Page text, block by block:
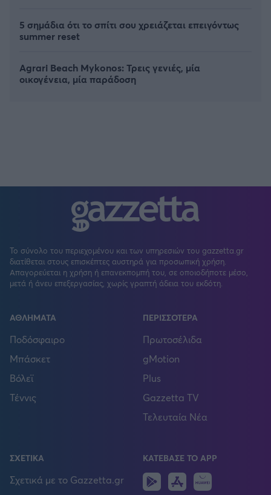
5 σημάδια ότι το σπίτι σου χρειάζεται επειγόντως
summer reset
Agrari Beach Mykonos: Τρεις γενιές, μία
οικογένεια, μία παράδοση
Το σύνολο του περιεχομένου και των υπηρεσιών του gazzetta.gr
διατίθεται στους επισκέπτες αυστηρά για προσωπική χρήση.
Απαγορεύεται η χρήση ή επανεκπομπή του, σε οποιοδήποτε μέσο,
μετά ή άνευ επεξεργασίας, χωρίς γραπτή άδεια του εκδότη.
ΑΘΛΗΜΑΤΑ
Ποδόσφαιρο
Μπάσκετ
Βόλεϊ
Τέννις
ΠΕΡΙΣΣΟΤΕΡΑ
Πρωτοσέλιδα
gMotion
Plus
Gazzetta TV
Τελευταία Νέα
ΣΧΕΤΙΚΑ
Σχετικά με το Gazzetta.gr
ΚΑΤΕΒΑΣΕ ΤΟ APP
Android
IOS